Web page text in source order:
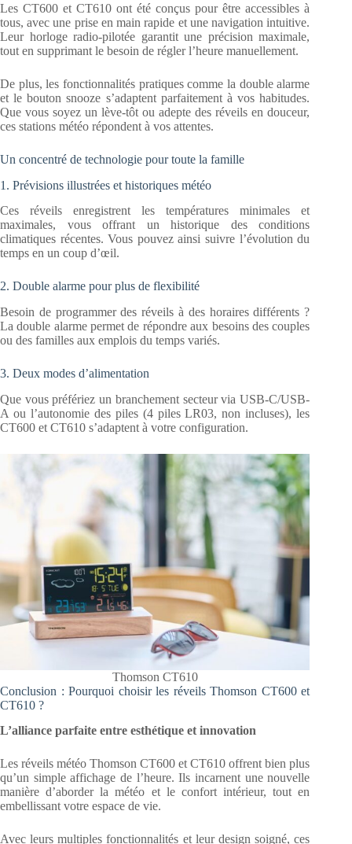
Les CT600 et CT610 ont été conçus pour être accessibles à
tous, avec une prise en main rapide et une navigation intuitive.
Leur horloge radio-pilotée garantit une précision maximale,
tout en supprimant le besoin de régler l’heure manuellement.
De plus, les fonctionnalités pratiques comme la double alarme
et le bouton snooze s’adaptent parfaitement à vos habitudes.
Que vous soyez un lève-tôt ou adepte des réveils en douceur,
ces stations météo répondent à vos attentes.
Un concentré de technologie pour toute la famille
1. Prévisions illustrées et historiques météo
Ces réveils enregistrent les températures minimales et
maximales, vous offrant un historique des conditions
climatiques récentes. Vous pouvez ainsi suivre l’évolution du
temps en un coup d’œil.
2. Double alarme pour plus de flexibilité
Besoin de programmer des réveils à des horaires différents ?
La double alarme permet de répondre aux besoins des couples
ou des familles aux emplois du temps variés.
3. Deux modes d’alimentation
Que vous préfériez un branchement secteur via USB-C/USB-
A ou l’autonomie des piles (4 piles LR03, non incluses), les
CT600 et CT610 s’adaptent à votre configuration.
Thomson CT610
Conclusion : Pourquoi choisir les réveils Thomson CT600 et
CT610 ?
L’alliance parfaite entre esthétique et innovation
Les réveils météo Thomson CT600 et CT610 offrent bien plus
qu’un simple affichage de l’heure. Ils incarnent une nouvelle
manière d’aborder la météo et le confort intérieur, tout en
embellissant votre espace de vie.
Avec leurs multiples fonctionnalités et leur design soigné, ces